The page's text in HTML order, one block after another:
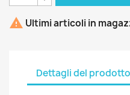
 Ultimi articoli in
Dettagli del prodotto